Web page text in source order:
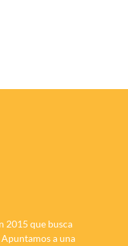
2015 que busca
Apuntamos a una